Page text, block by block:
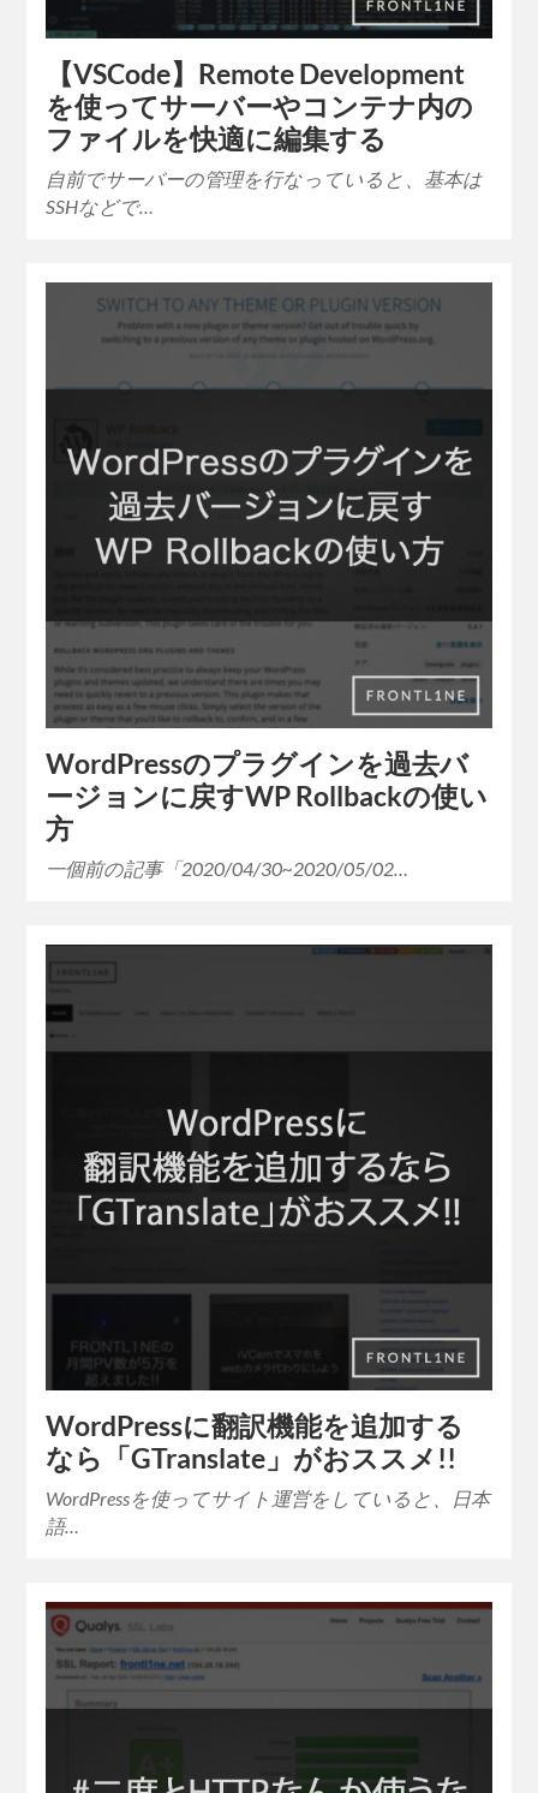
【VSCode】Remote Development
を使ってサーバーやコンテナ内の
ファイルを快適に編集する
自前でサーバーの管理を行なっていると、基本は
SSHなどで…
WordPressのプラグインを過去バ
ージョンに戻すWP Rollbackの使い
方
一個前の記事「2020/04/30~2020/05/02…
WordPressに翻訳機能を追加する
なら「GTranslate」がおススメ!!
WordPressを使ってサイト運営をしていると、日本
語…